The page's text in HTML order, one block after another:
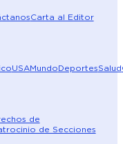
Carta al Editor
USAMundoDeportesSalud
de
de Secciones